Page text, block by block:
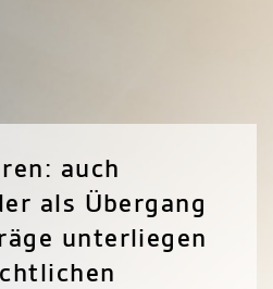
auch
als Übergang
unterliegen